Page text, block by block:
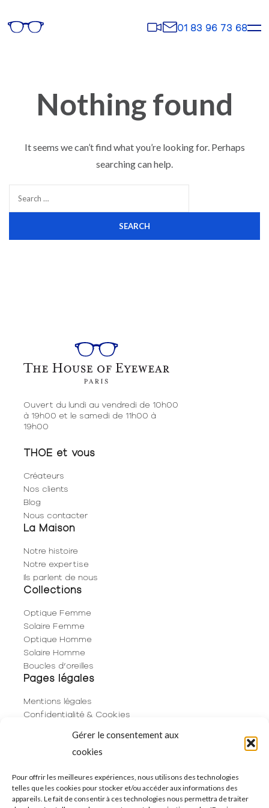
Gérer le consentement aux
cookies
Pour offrir les meilleures expériences, nous utilisons des technologies
telles que les cookies pour stocker et/ou accéder aux informations des
appareils. Le fait de consentir à ces technologies nous permettra de traiter
Rendez-
vous
Contact
01 83 96 73 68
Nothing found
It seems we can’t find what you’re looking for. Perhaps
searching can help.
Ouvert du lundi au vendredi de 10h00
à 19h00 et le samedi de 11h00 à
19h00
THOE et vous
Créateurs
Nos clients
Blog
Nous contacter
La Maison
Notre histoire
Notre expertise
Ils parlent de nous
Collections
Optique Femme
Solaire Femme
Optique Homme
Solaire Homme
Boucles d’oreilles
Pages légales
Mentions légales
Confidentialité & Cookies
Politique de cookies (UE)
06 29 53 66 63
01 83 96 73 68
250 Rue de Rivoli